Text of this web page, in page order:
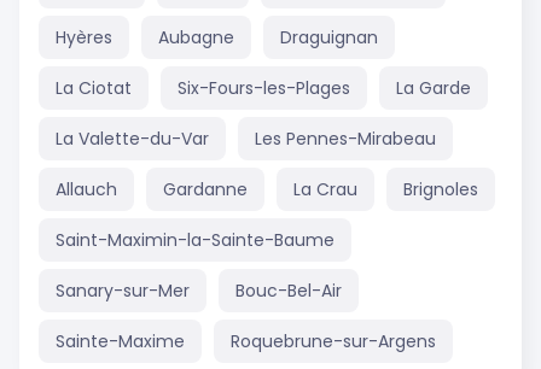
Hyères Aubagne Draguignan
La Ciotat Six-Fours-les-Plages La Garde
La Valette-du-Var Les Pennes-Mirabeau
Allauch Gardanne La Crau Brignoles
Saint-Maximin-la-Sainte-Baume
Sanary-sur-Mer Bouc-Bel-Air
Sainte-Maxime Roquebrune-sur-Argens